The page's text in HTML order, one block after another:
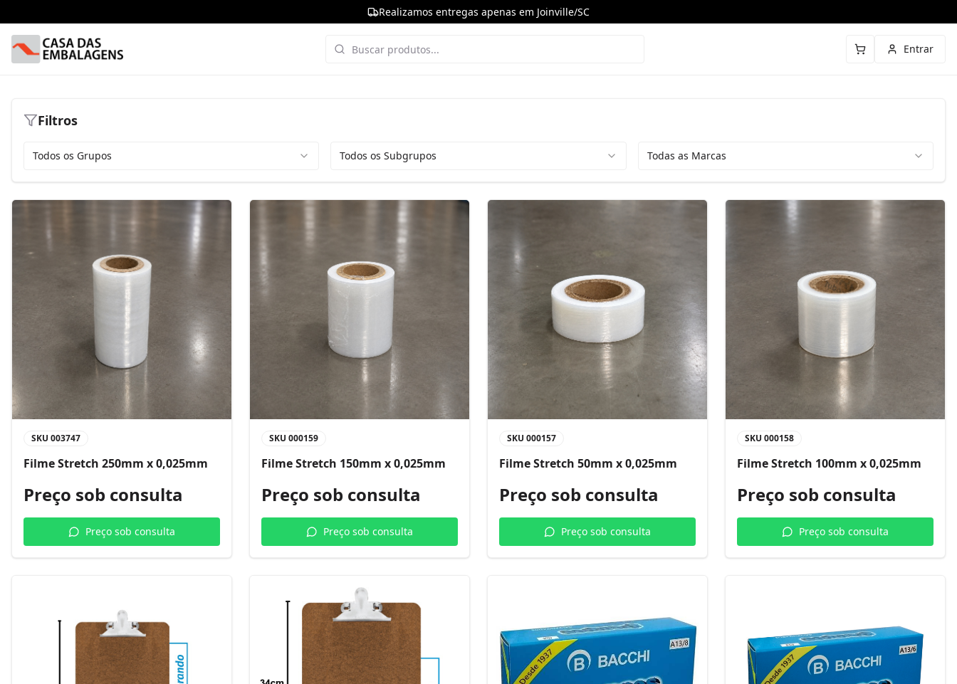
Realizamos entregas apenas em Joinville/SC
Entrar
Filtros
Todos os Grupos Todos os Subgrupos Todas as Marcas
SKU 003747
Filme Stretch 250mm x 0,025mm
Preço sob consulta
Preço sob consulta
SKU 000159
Filme Stretch 150mm x 0,025mm
Preço sob consulta
Preço sob consulta
SKU 000157
Filme Stretch 50mm x 0,025mm
Preço sob consulta
Preço sob consulta
SKU 000158
Filme Stretch 100mm x 0,025mm
Preço sob consulta
Preço sob consulta